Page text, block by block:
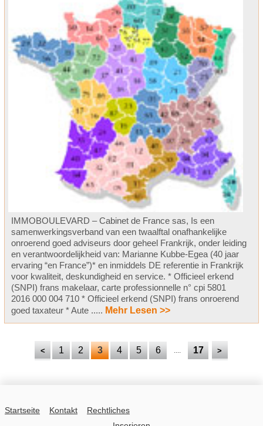
IMMOBOULEVARD – Cabinet de France sas, Is een
samenwerkingsverband van een twaalftal onafhankelijke
onroerend goed adviseurs door geheel Frankrijk, onder leiding
en verantwoordelijkheid van: Marianne Kubbe-Egea (40 jaar
ervaring “en France”)* en inmiddels DE referentie in Frankrijk
voor kwaliteit, deskundigheid en service. * Officieel erkend
(SNPI) frans makelaar, carte professionnelle n° cpi 5801
2016 000 004 710 * Officieel erkend (SNPI) frans onroerend
goed taxateur * Aute ..... Mehr Lesen >>
< 1 2 3 4 5 6 .... 17 >
Startseite Kontakt
Rechtliches